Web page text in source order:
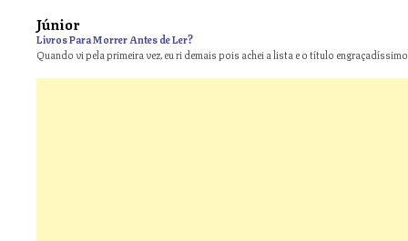
Júnior
Livros Para Morrer Antes de Ler?
Quando vi pela primeira vez, eu ri demais pois achei a lista e o título